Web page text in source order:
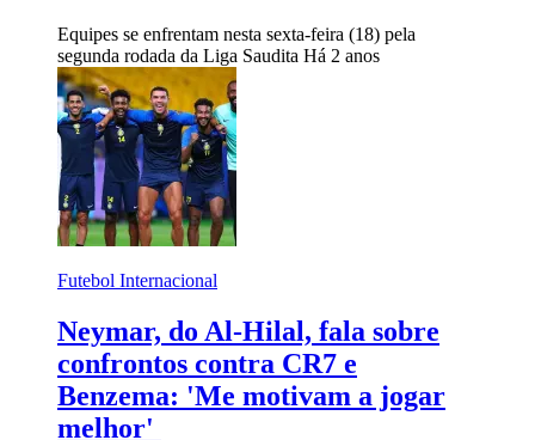
Equipes se enfrentam nesta sexta-feira (18) pela
segunda rodada da Liga Saudita Há 2 anos
Futebol Internacional
Neymar, do Al-Hilal, fala sobre
confrontos contra CR7 e
Benzema: 'Me motivam a jogar
melhor'